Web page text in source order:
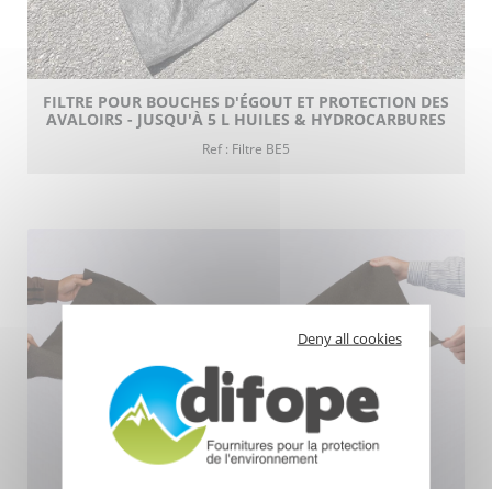
FILTRE POUR BOUCHES D'ÉGOUT ET PROTECTION DES
AVALOIRS - JUSQU'À 5 L HUILES & HYDROCARBURES
Ref : Filtre BE5
Deny all cookies